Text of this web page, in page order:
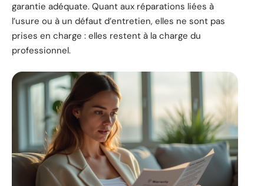
garantie adéquate. Quant aux réparations liées à
l’usure ou à un défaut d’entretien, elles ne sont pas
prises en charge : elles restent à la charge du
professionnel.